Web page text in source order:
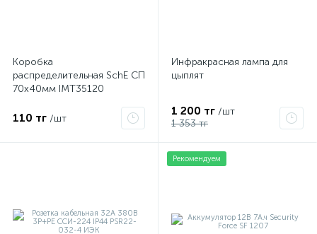
Коробка
распределительная SchE СП
70х40мм IMT35120
110 тг /шт
Инфракрасная лампа для
цыплят
1 200 тг /шт
1 353 тг
Рекомендуем